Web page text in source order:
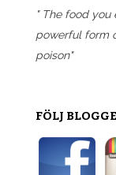
" The food
powerful form
poison"
FÖLJ